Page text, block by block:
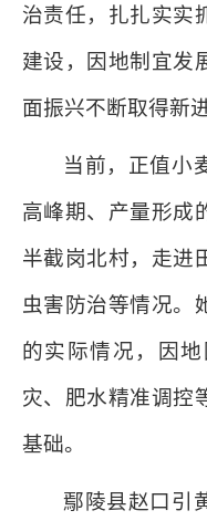
治责任，扎扎实实
建设，因地制宜发
面振兴不断取得新进
当前，正值小
高峰期、产量形成
半截岗北村，走进
虫害防治等情况。
的实际情况，因
灾、肥水精准调控
基础。
鄢陵县赵口引